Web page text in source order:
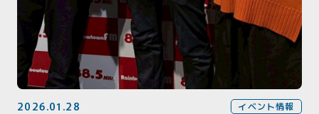
2026.01.28 イベント情報